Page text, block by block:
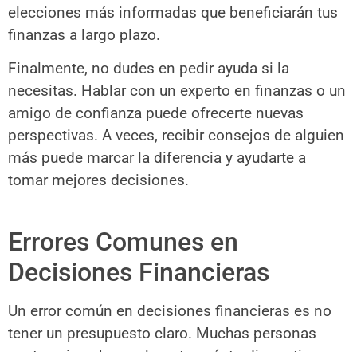
elecciones más informadas que beneficiarán tus
finanzas a largo plazo.
Finalmente, no dudes en pedir ayuda si la
necesitas. Hablar con un experto en finanzas o un
amigo de confianza puede ofrecerte nuevas
perspectivas. A veces, recibir consejos de alguien
más puede marcar la diferencia y ayudarte a
tomar mejores decisiones.
Errores Comunes en
Decisiones Financieras
Un error común en decisiones financieras es no
tener un presupuesto claro. Muchas personas